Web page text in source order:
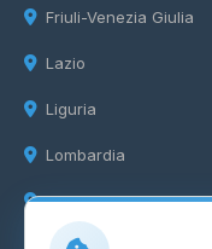
Friuli-Venezia Giulia
Lazio
Liguria
Lombardia
Marche